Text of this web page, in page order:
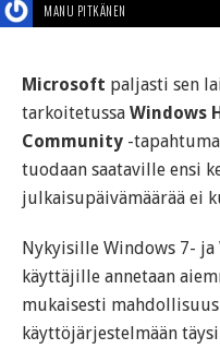
MANU PITKÄNEN
Microsoft paljasti sen
tarkoitetussa Windows
Community -
tuodaan saataville ensi
julkaisupäivämäärää ei
Nykyisille Windows 7-
käyttäjille annetaan
mukaisesti
käyttöjärjestelmään